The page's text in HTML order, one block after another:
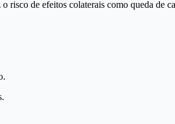
de efeitos colaterais como queda de